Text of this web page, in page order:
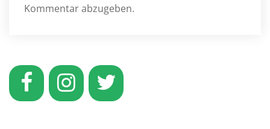
Kommentar abzugeben.